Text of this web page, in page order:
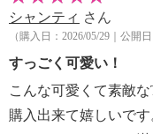
シャンティ さん
（購入日：2026/05/29｜公開日
すっごく可愛い！
こんな可愛くて素敵な
購入出来て嬉しいです